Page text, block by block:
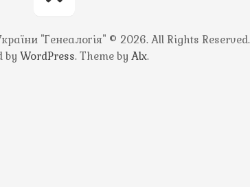
"Генеалогія" © 2026. All Rights Reserved.
by WordPress. Theme by Alx.